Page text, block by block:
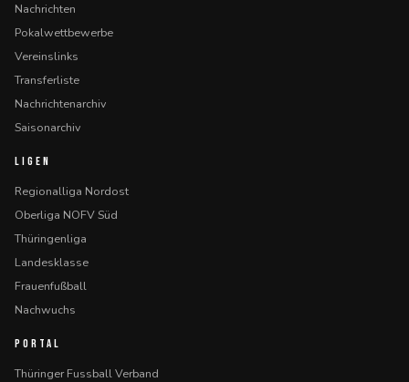
Nachrichten
Pokalwettbewerbe
Vereinslinks
Transferliste
Nachrichtenarchiv
Saisonarchiv
LIGEN
Regionalliga Nordost
Oberliga NOFV Süd
Thüringenliga
Landesklasse
Frauenfußball
Nachwuchs
PORTAL
Thüringer Fussball Verband